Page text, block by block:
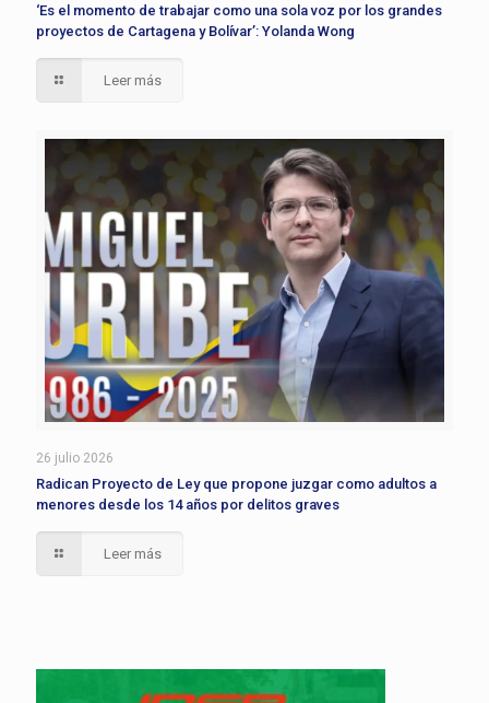
‘Es el momento de trabajar como una sola voz por los grandes
proyectos de Cartagena y Bolívar’: Yolanda Wong
Leer más
26 julio 2026
Radican Proyecto de Ley que propone juzgar como adultos a
menores desde los 14 años por delitos graves
Leer más